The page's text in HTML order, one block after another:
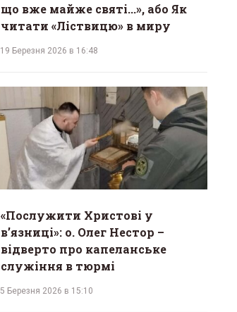
що вже майже святі...», або Як
читати «Ліствицю» в миру
19 Березня 2026 в 16:48
«Послужити Христові у
вʼязниці»: о. Олег Нестор –
відверто про капеланське
служіння в тюрмі
5 Березня 2026 в 15:10